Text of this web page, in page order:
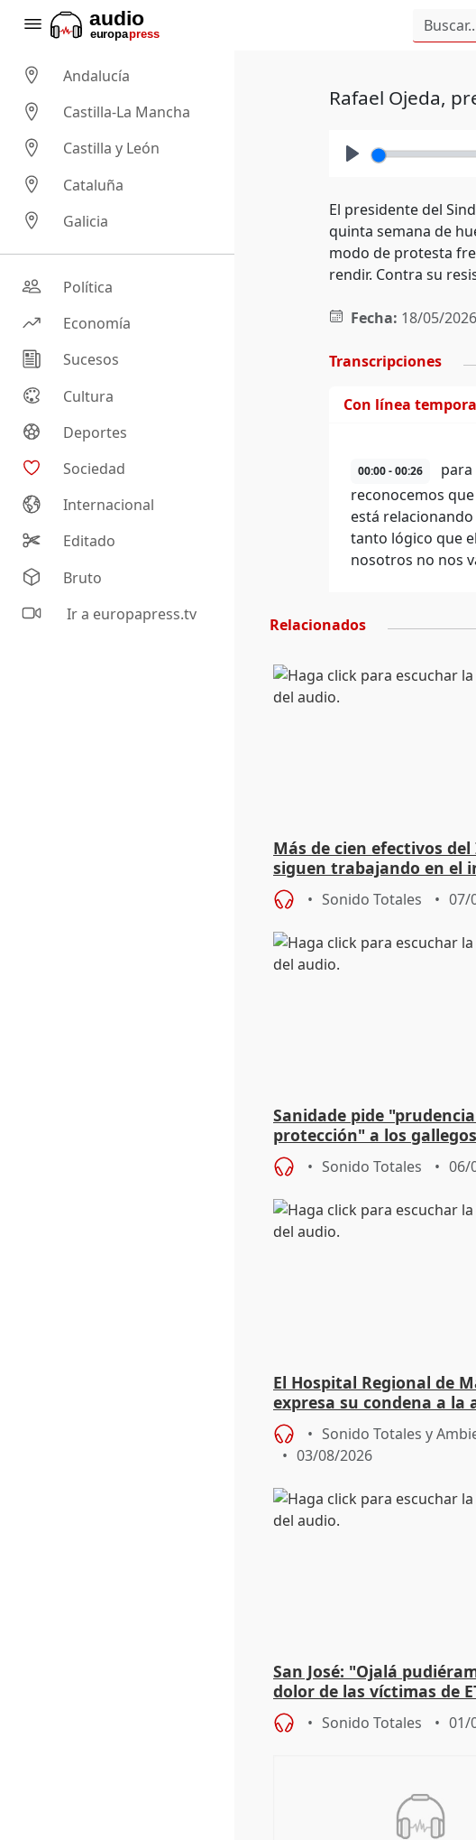
Andalucía
Castilla-La Mancha
Castilla y León
Cataluña
Galicia
Política
Economía
Sucesos
Cultura
Deportes
Sociedad
Internacional
Editado
Bruto
Ir a europapress.tv
Rafael Ojeda,
El presidente del
quinta semana de
modo de protesta
rendir. Contra su
Fecha: 18/05/2026
Transcripciones
Con línea
00:00 - 00:26
reconocemos
está
tanto lógico que
nosotros no nos
Relacionados
Más de cien efectivos
siguen trabajando en el
Niebla (Huelva)
Sonido Totales 07/
Sanidade pide
protección" a los
eclipse del 12 de agosto
Sonido Totales 06/
El Hospital Regional de
expresa su condena a la
dos enfermeras de
Sonido Totales y
03/08/2026
San José: "Ojalá
dolor de las víctimas de
Sonido Totales 01/